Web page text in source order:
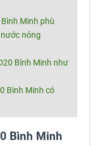
Minh phù
nóng
Bình Minh như
Bình Minh có
Bình Minh